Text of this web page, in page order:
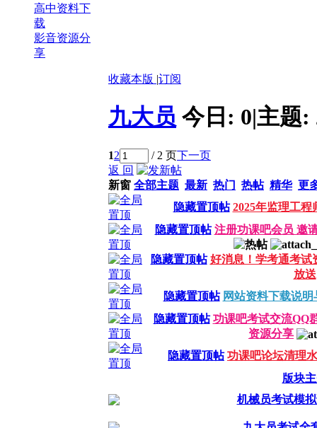
高中资料下
载
影音资源分
享
收藏本版 |订阅
九大员 今日: 0|主题:
12 / 2 页下一页
返 回
新窗 全部主题 最新 热门 热帖 精华 更
隐藏置顶帖 2025年监理工
隐藏置顶帖 注册功课吧会员 邀
隐藏置顶帖 好消息！学考通考试
放送
隐藏置顶帖 网站资料下载说
隐藏置顶帖 功课吧考试交流QQ
资源分享
隐藏置顶帖 功课吧论坛清理
版块
机械员考试模